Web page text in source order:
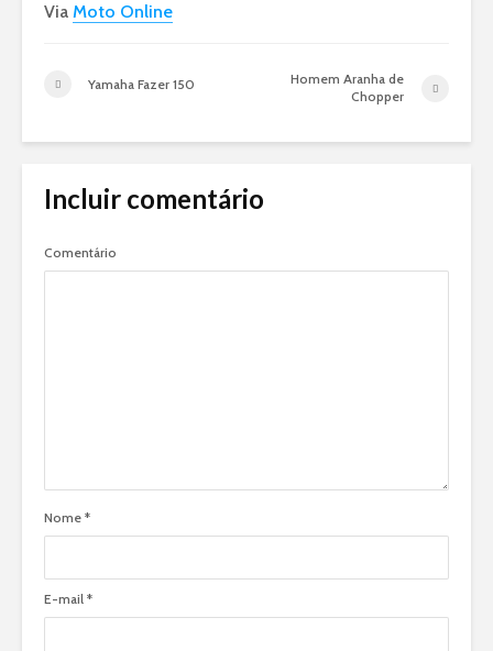
Via Moto Online
Yamaha Fazer 150
Homem Aranha de
Chopper
Incluir comentário
Comentário
Nome *
E-mail *